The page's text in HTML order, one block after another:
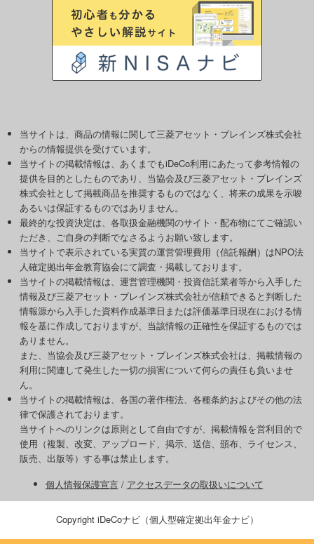
当サイトは、商品の情報に関して三菱アセット・ブレインズ株式会社
からの情報提供を受けています。
当サイトの掲載情報は、あくまでもiDeCo利用にあたって参考情報の
提供を目的としたものであり、当協会及び三菱アセット・ブレインズ
株式会社として掲載商品を推奨するものではなく、将来の成果を示唆
あるいは保証するものではありません。
最終的な投資決定は、各取扱金融機関のサイト・配布物にてご確認い
ただき、ご自身の判断でなさるようお願い致します。
当サイトで表示されている実質の運営管理費用（信託報酬）はNPO法
人確定拠出年金教育協会にて調査・掲載しております。
当サイトの掲載情報は、運営管理機関・投資信託業者等から入手した
情報及び三菱アセット・ブレインズ株式会社が信頼できると判断した
情報源から入手した資料作成基準日または評価基準日現在における情
報を基に作成しておりますが、当該情報の正確性を保証するものでは
ありません。
また、当協会及び三菱アセット・ブレインズ株式会社は、掲載情報の
利用に関連して発生した一切の損害について何らの責任も負いませ
ん。
当サイトの掲載情報は、各国の著作権法、各種条約およびその他の法
律で保護されております。
当サイトへのリンクは原則として自由ですが、掲載情報を営利目的で
使用（複製、改変、アップロード、掲示、送信、頒布、ライセンス、
販売、出版等）する事は禁止します。
個人情報保護宣言/ アクセスデータの取扱いについて
Copyright iDeCoナビ（個人型確定拠出年金ナビ）